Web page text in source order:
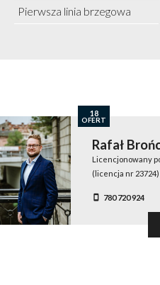
Pierwsza linia brzegowa
Rafał
Licencjonowany
(licencja nr 23724)
780 720 924
18
OFERT